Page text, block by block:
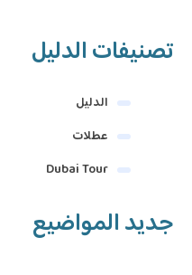
تصنيفات الدليل
الدليل
عطلات
Dubai Tour
جديد المواضيع